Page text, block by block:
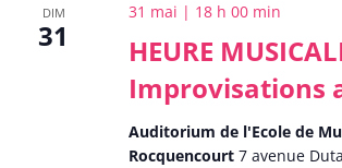
DIM
31
HEURE
Improvisations
31 mai | 18 h 00 min
Auditorium de l'Ecole de
Rocquencourt7 avenue